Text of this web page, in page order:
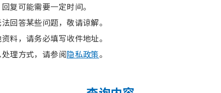
复可能需要一定时间。
回答某些问题，敬请谅解。
料，请务必填写收件地址。
理方式，请参阅隐私政策。